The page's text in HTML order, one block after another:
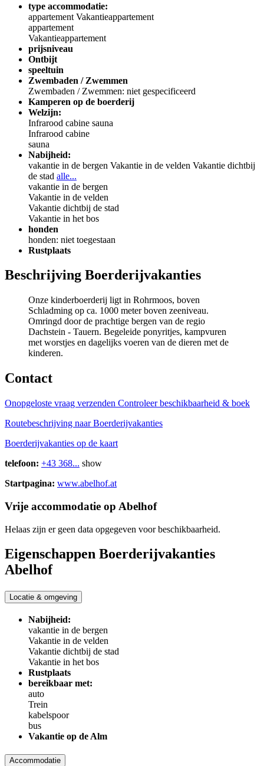
type accommodatie:
appartement Vakantieappartement
appartement
Vakantieappartement
prijsniveau
Ontbijt
speeltuin
Zwembaden / Zwemmen
Zwembaden / Zwemmen: niet gespecificeerd
Kamperen op de boerderij
Welzijn:
Infrarood cabine sauna
Infrarood cabine
sauna
Nabijheid:
vakantie in de bergen Vakantie in de velden Vakantie dichtbij
de stad alle...
vakantie in de bergen
Vakantie in de velden
Vakantie dichtbij de stad
Vakantie in het bos
honden
honden: niet toegestaan
Rustplaats
Beschrijving Boerderijvakanties
Onze kinderboerderij ligt in Rohrmoos, boven
Schladming op ca. 1000 meter boven zeeniveau.
Omringd door de prachtige bergen van de regio
Dachstein - Tauern. Begeleide ponyritjes, kampvuren
met worstjes en dagelijks voeren van de dieren met de
kinderen.
Contact
Onopgeloste vraag verzenden Controleer beschikbaarheid & boek
Routebeschrijving naar Boerderijvakanties
Boerderijvakanties op de kaart
telefoon: +43 368... show
Startpagina: www.abelhof.at
Vrije accommodatie op Abelhof
Helaas zijn er geen data opgegeven voor beschikbaarheid.
Eigenschappen Boerderijvakanties
Abelhof
Locatie & omgeving
Nabijheid:
vakantie in de bergen
Vakantie in de velden
Vakantie dichtbij de stad
Vakantie in het bos
Rustplaats
bereikbaar met:
auto
Trein
kabelspoor
bus
Vakantie op de Alm
Accommodatie